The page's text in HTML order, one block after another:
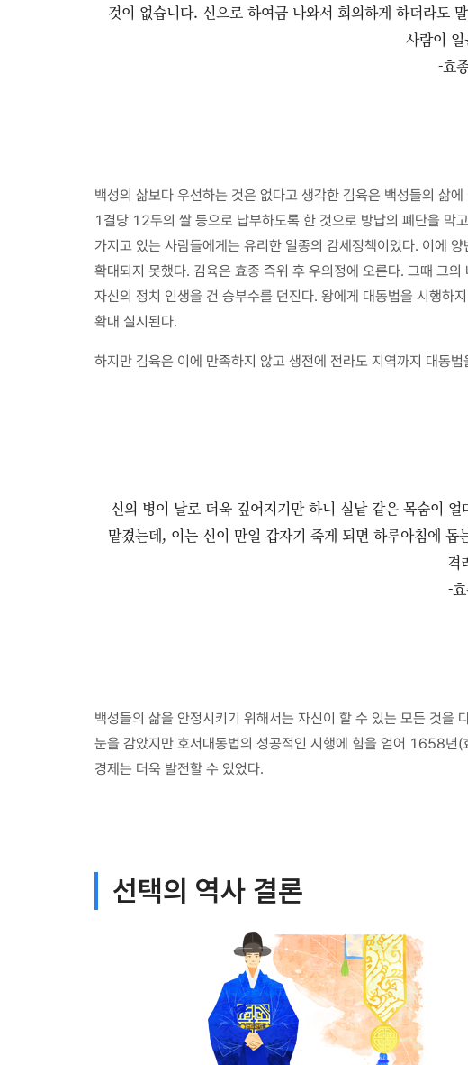
것이 없습니다. 신으로 하여금 나와서 회의하게 하더라도
사람이
-효
백성의 삶보다 우선하는 것은 없다고 생각한 김육은 백성들의 삶
1결당 12두의 쌀 등으로 납부하도록 한 것으로 방납의 폐단을 막
가지고 있는 사람들에게는 유리한 일종의 감세정책이었다. 이에
확대되지 못했다. 김육은 효종 즉위 후 우의정에 오른다. 그때 그
자신의 정치 인생을 건 승부수를 던진다. 왕에게 대동법을 시행하
확대 실시된다.
하지만 김육은 이에 만족하지 않고 생전에 전라도 지역까지 대동
신의 병이 날로 더욱 깊어지기만 하니 실낱 같은 목숨이
맡겼는데, 이는 신이 만일 갑자기 죽게 되면 하루아침에
격
-
백성들의 삶을 안정시키기 위해서는 자신이 할 수 있는 모든 것을
눈을 감았지만 호서대동법의 성공적인 시행에 힘을 얻어 1658년
경제는 더욱 발전할 수 있었다.
선택의 역사 결론